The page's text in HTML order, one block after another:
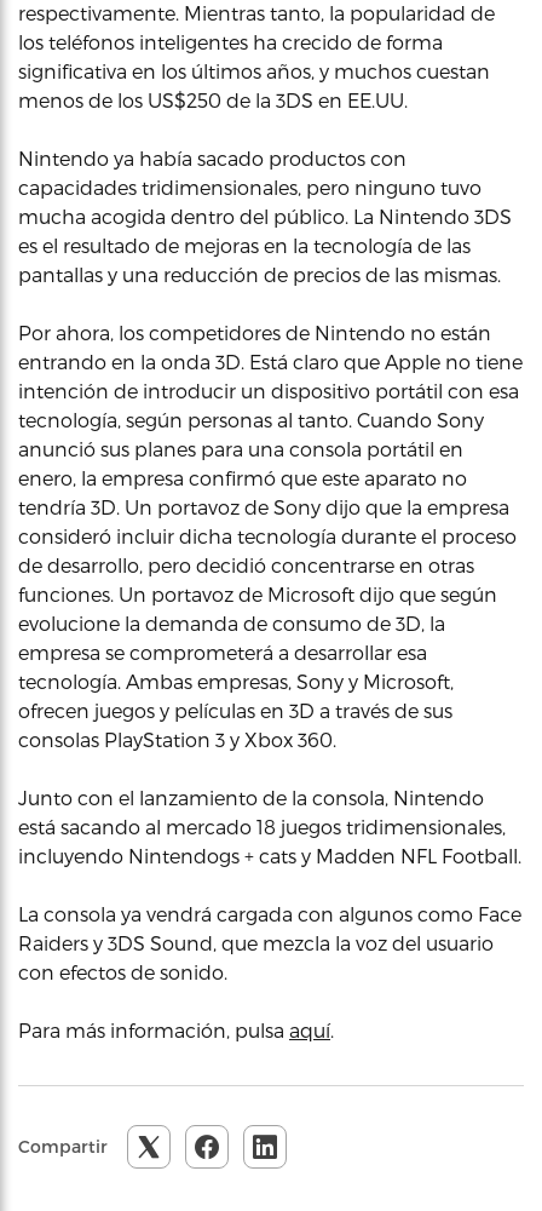
respectivamente. Mientras tanto, la popularidad de
los teléfonos inteligentes ha crecido de forma
significativa en los últimos años, y muchos cuestan
menos de los US$250 de la 3DS en EE.UU.
Nintendo ya había sacado productos con
capacidades tridimensionales, pero ninguno tuvo
mucha acogida dentro del público. La Nintendo 3DS
es el resultado de mejoras en la tecnología de las
pantallas y una reducción de precios de las mismas.
Por ahora, los competidores de Nintendo no están
entrando en la onda 3D. Está claro que Apple no tiene
intención de introducir un dispositivo portátil con esa
tecnología, según personas al tanto. Cuando Sony
anunció sus planes para una consola portátil en
enero, la empresa confirmó que este aparato no
tendría 3D. Un portavoz de Sony dijo que la empresa
consideró incluir dicha tecnología durante el proceso
de desarrollo, pero decidió concentrarse en otras
funciones. Un portavoz de Microsoft dijo que según
evolucione la demanda de consumo de 3D, la
empresa se comprometerá a desarrollar esa
tecnología. Ambas empresas, Sony y Microsoft,
ofrecen juegos y películas en 3D a través de sus
consolas PlayStation 3 y Xbox 360.
Junto con el lanzamiento de la consola, Nintendo
está sacando al mercado 18 juegos tridimensionales,
incluyendo Nintendogs + cats y Madden NFL Football.
La consola ya vendrá cargada con algunos como Face
Raiders y 3DS Sound, que mezcla la voz del usuario
con efectos de sonido.
Para más información, pulsa aquí.
Compartir